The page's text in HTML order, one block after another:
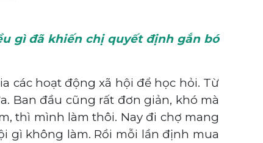
gì đã khiến chị quyết định gắn bó
các hoạt động xã hội để học hỏi. Từ
Ban đầu cũng rất đơn giản, khó mà
thì mình làm thôi. Nay đi chợ mang
gì không làm. Rồi mỗi lần định mua